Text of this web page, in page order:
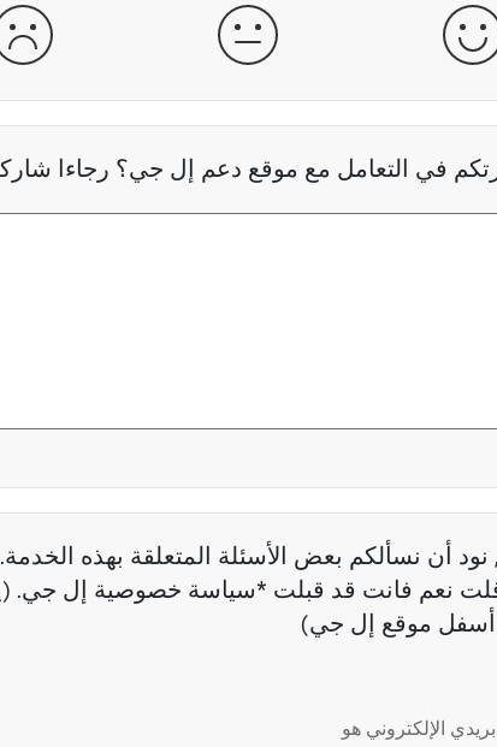
جيدة عادية
في التعامل مع موقع دعم إل جي؟ رجاءا
أن نسألكم بعض الأسئلة المتعلقة بهذه
نعم فانت قد قبلت *سياسة خصوصية إل جي.
موقع إل جي)
الإلكتروني هو